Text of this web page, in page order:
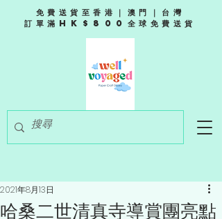
免費送貨至香港｜澳門｜台灣
訂單滿HK$800全球免費送貨
哈桑二世清真寺導賞團亮點
2021年8月13日